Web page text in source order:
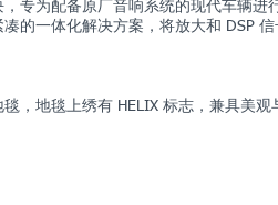
专为配备原厂音响系统的现代车辆
的一体化解决方案，将放大和 DSP
，地毯上绣有 HELIX 标志，兼具美